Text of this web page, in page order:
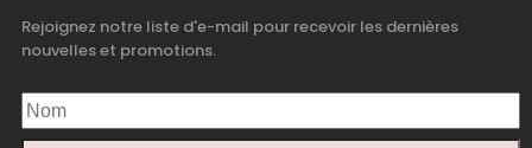
Rejoignez notre liste d'e-mail pour recevoir les dernières
nouvelles et promotions.